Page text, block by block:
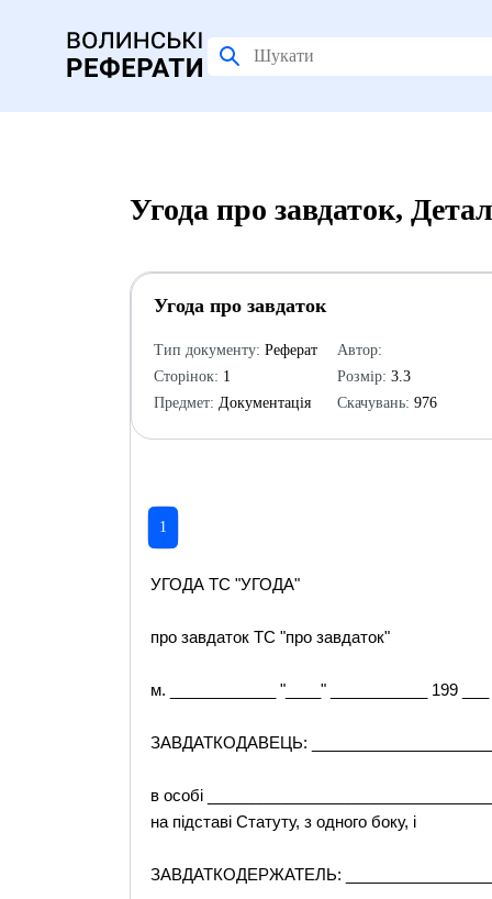
Угода про завдаток,
Угода про завдаток
Тип документу: Реферат
Сторінок: 1
Предмет: Документація
Автор:
Розмір: 3.3
Скачувань: 976
1
УГОДА TC "УГОДА"
про завдаток TC "про завдаток"
м. ____________ "____" ___________ 199 ___
ЗАВДАТКОДАВЕЦЬ:
в особі
на підставі Статуту, з одного боку, і
ЗАВДАТКОДЕРЖАТЕЛЬ: